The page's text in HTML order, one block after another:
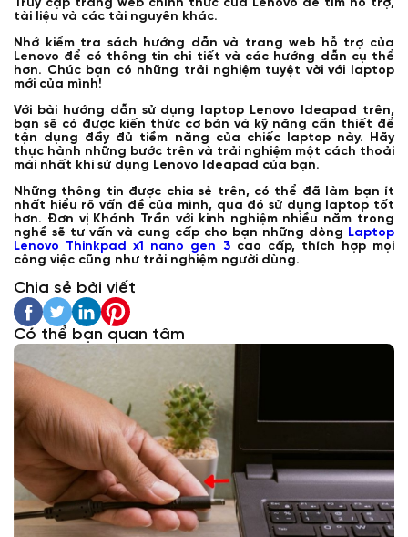
Truy cập trang web chính thức của Lenovo để tìm hỗ trợ,
tài liệu và các tài nguyên khác.
Nhớ kiểm tra sách hướng dẫn và trang web hỗ trợ của
Lenovo để có thông tin chi tiết và các hướng dẫn cụ thể
hơn. Chúc bạn có những trải nghiệm tuyệt vời với laptop
mới của mình!
Với bài hướng dẫn sử dụng laptop Lenovo Ideapad trên,
bạn sẽ có được kiến thức cơ bản và kỹ năng cần thiết để
tận dụng đầy đủ tiềm năng của chiếc laptop này. Hãy
thực hành những bước trên và trải nghiệm một cách thoải
mái nhất khi sử dụng Lenovo Ideapad của bạn.
Những thông tin được chia sẻ trên, có thể đã làm bạn ít
nhất hiểu rõ vấn đề của mình, qua đó sử dụng laptop tốt
hơn. Đơn vị Khánh Trần với kinh nghiệm nhiều năm trong
nghề sẽ tư vấn và cung cấp cho bạn những dòng Laptop
Lenovo Thinkpad x1 nano gen 3cao cấp, thích hợp mọi
công việc cũng như trải nghiệm người dùng.
Chia sẻ bài viết
Có thể bạn quan tâm